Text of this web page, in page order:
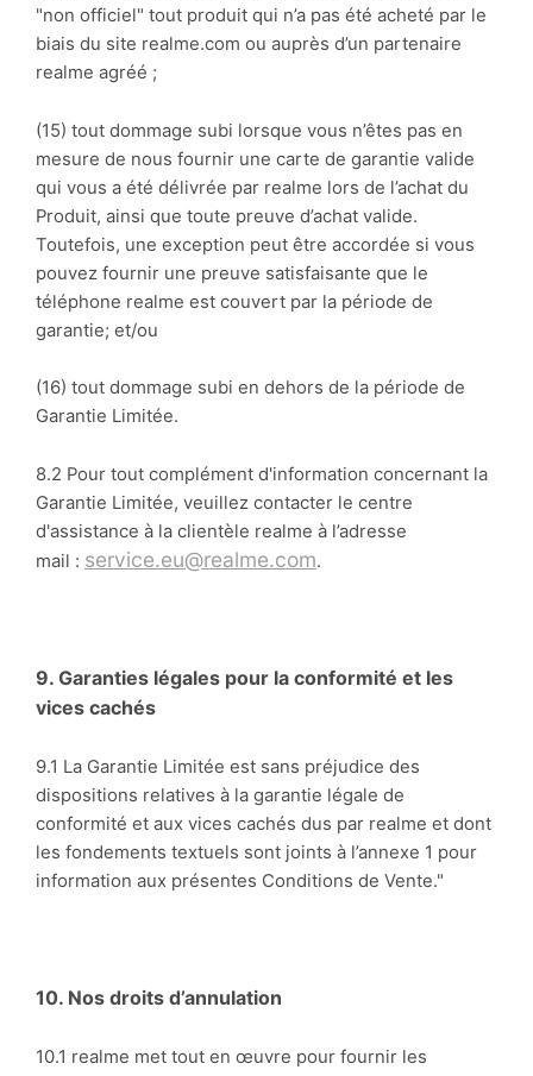
"non officiel" tout produit qui n’a pas été acheté par le
biais du site realme.com ou auprès d’un partenaire
realme agréé ;
(15) tout dommage subi lorsque vous n’êtes pas en
mesure de nous fournir une carte de garantie valide
qui vous a été délivrée par realme lors de l’achat du
Produit, ainsi que toute preuve d’achat valide.
Toutefois, une exception peut être accordée si vous
pouvez fournir une preuve satisfaisante que le
téléphone realme est couvert par la période de
garantie; et/ou
(16) tout dommage subi en dehors de la période de
Garantie Limitée.
8.2 Pour tout complément d'information concernant la
Garantie Limitée, veuillez contacter le centre
d'assistance à la clientèle realme à l’adresse
mail : service.eu@realme.com.
9. Garanties légales pour la conformité et les
vices cachés
9.1 La Garantie Limitée est sans préjudice des
dispositions relatives à la garantie légale de
conformité et aux vices cachés dus par realme et dont
les fondements textuels sont joints à l’annexe 1 pour
information aux présentes Conditions de Vente."
10. Nos droits d’annulation
10.1 realme met tout en œuvre pour fournir les